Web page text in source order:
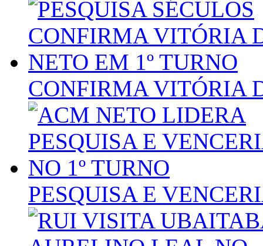
CONFIRMA VITÓRIA
PESQUISA E